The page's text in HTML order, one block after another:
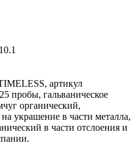
артикул
пробы, гальваническое
органический,
украшение в части металла,
в части отслоения и